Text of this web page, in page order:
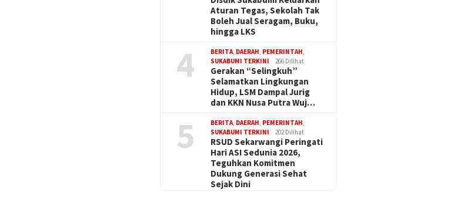
Aturan Tegas, Sekolah Tak
Boleh Jual Seragam, Buku,
hingga LKS
4 BERITA, DAERAH, PEMERINTAH,
SUKABUMI TERKINI
266 Dilihat
Gerakan “Selingkuh”
Selamatkan Lingkungan
Hidup, LSM Dampal Jurig
dan KKN Nusa Putra Wuj…
5 BERITA, DAERAH, PEMERINTAH,
SUKABUMI TERKINI
202 Dilihat
RSUD Sekarwangi Peringati
Hari ASI Sedunia 2026,
Teguhkan Komitmen
Dukung Generasi Sehat
Sejak Dini